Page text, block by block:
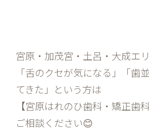
宮原・加茂宮・土呂・大成エ
「舌のクセが気になる」「歯
てきた」という方は
【宮原はれのひ歯科・矯正歯
ご相談ください😊